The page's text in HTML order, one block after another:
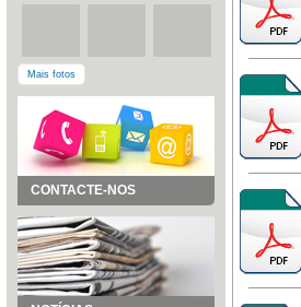
Mais fotos
CONTACTE-NOS